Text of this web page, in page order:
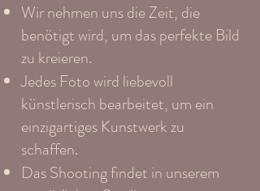
Wir nehmen uns die Zeit, die
benötigt wird, um das perfekte Bild
zu kreieren.
Jedes Foto wird liebevoll
künstlerisch bearbeitet, um ein
einzigartiges Kunstwerk zu
schaffen.
Das Shooting findet in unserem